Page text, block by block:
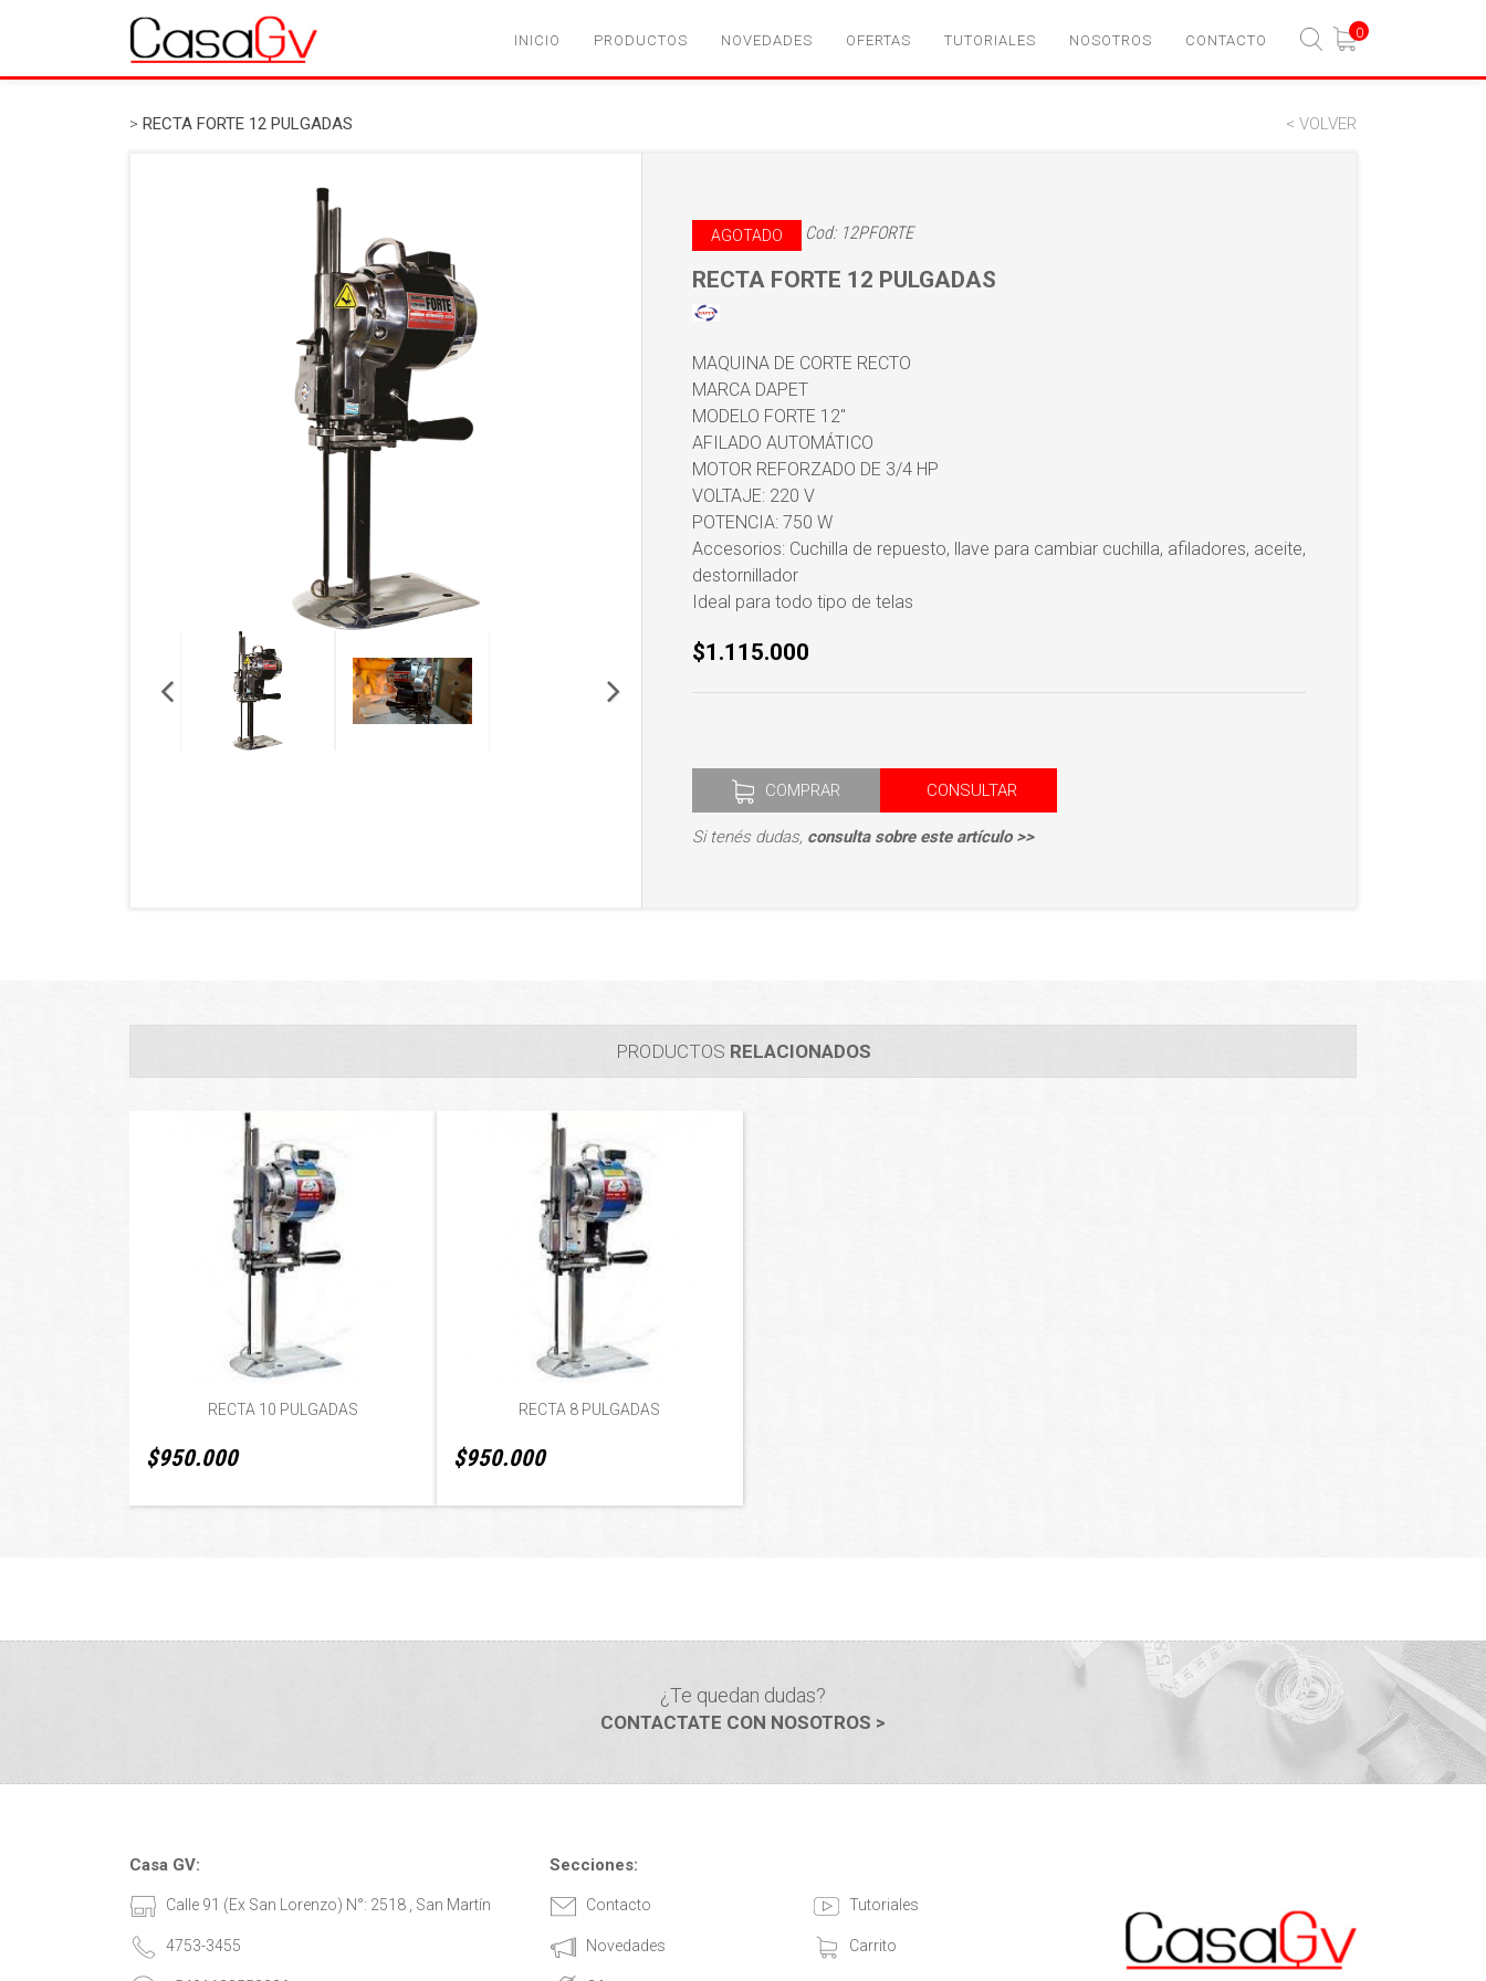
0
INICIO PRODUCTOS NOVEDADES OFERTAS TUTORIALES NOSOTROS CONTACTO
> RECTA FORTE 12 PULGADAS < VOLVER
AGOTADO Cod: 12PFORTE
RECTA FORTE 12 PULGADAS
MAQUINA DE CORTE RECTO
MARCA DAPET
MODELO FORTE 12"
AFILADO AUTOMÁTICO
MOTOR REFORZADO DE 3/4 HP
VOLTAJE: 220 V
POTENCIA: 750 W
Accesorios: Cuchilla de repuesto, llave para cambiar cuchilla, afiladores, aceite,
destornillador
Ideal para todo tipo de telas
$1.115.000
COMPRAR CONSULTAR
Si tenés dudas, consulta sobre este artículo >>
PRODUCTOS RELACIONADOS
RECTA 10 PULGADAS
$950.000
RECTA 8 PULGADAS
$950.000
¿Te quedan dudas?
CONTACTATE CON NOSOTROS >
Casa GV:
Calle 91 (Ex San Lorenzo) N°: 2518 , San Martín
4753-3455
Secciones:
Contacto
Novedades
Tutoriales
Carrito